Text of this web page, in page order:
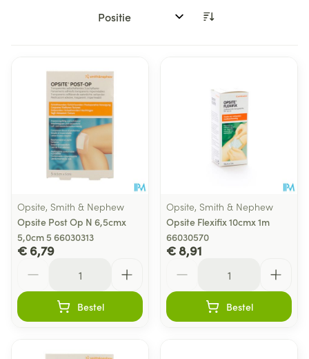
Sorteer op:
Opsite, Smith & Nephew
Opsite Post Op N 6,5cmx
5,0cm 5 66030313
€ 6,79
Bestel
Opsite, Smith & Nephew
Opsite Flexifix 10cmx 1m
66030570
€ 8,91
Bestel